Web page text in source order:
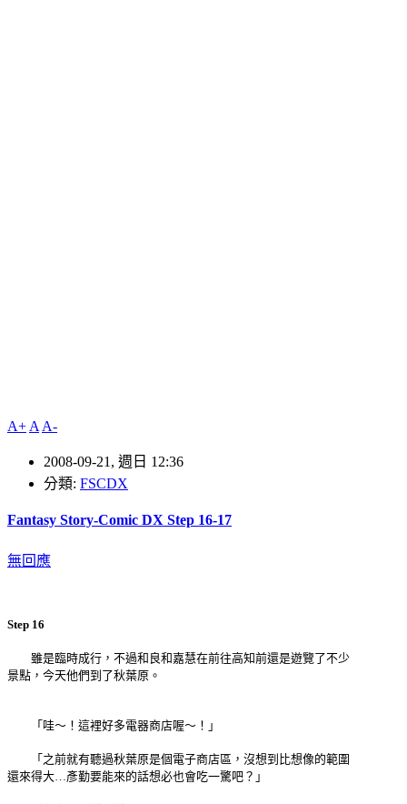
A+ A A-
2008-09-21, 週日 12:36
分類: FSCDX
Fantasy Story-Comic DX Step 16-17
無回應
Step 16
雖是臨時成行，不過和良和嘉慧在前往高知前還是遊覽了不少
景點，今天他們到了秋葉原。
「哇～！這裡好多電器商店喔～！」
「之前就有聽過秋葉原是個電子商店區，沒想到比想像的範圍
還來得大…彥勤要能來的話想必也會吃一驚吧？」